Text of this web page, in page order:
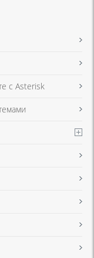
данных для связи
персональных
данных для связи
персональных
с Asterisk